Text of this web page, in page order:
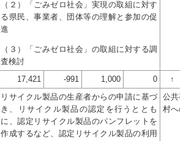
（２）「ごみゼロ社会」実現の取組に対す
る県民、事業者、団体等の理解と参加の促
進
（３）「ごみゼロ社会」の取組に対する調
査検討
17,421 -991 1,000 0 ↑
リサイクル製品の生産者からの申請に基づ
き、リサイクル製品の認定を行うととも
に、認定リサイクル製品のパンフレットを
作成するなど、認定リサイクル製品の利用
公共
村へ